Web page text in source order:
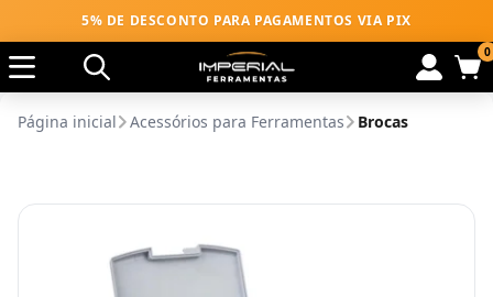
5% DE DESCONTO PARA PAGAMENTOS VIA PIX
0
Página inicial Acessórios para Ferramentas Brocas